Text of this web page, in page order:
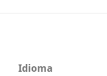
Idioma